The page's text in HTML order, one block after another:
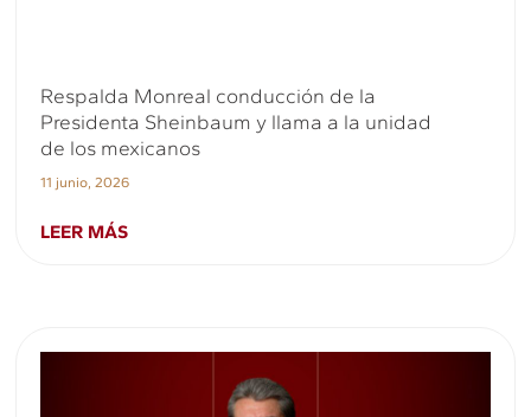
Respalda Monreal conducción de la
Presidenta Sheinbaum y llama a la unidad
de los mexicanos
11 junio, 2026
LEER MÁS